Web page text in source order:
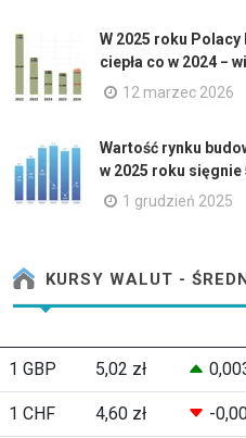
W 2025 roku
ciepła co w 2024 −
12 marzec 2026
Wartość rynku
w 2025 roku sięgnie
1 grudzień 2025
KURSY WALUT -
1 GBP 5,02 zł
1 CHF 4,60 zł -